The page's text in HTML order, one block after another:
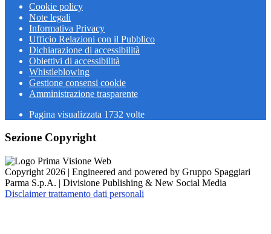
Cookie policy
Note legali
Informativa Privacy
Ufficio Relazioni con il Pubblico
Dichiarazione di accessibilità
Obiettivi di accessibilità
Whistleblowing
Gestione consensi cookie
Amministrazione trasparente
Pagina visualizzata 1732 volte
Sezione Copyright
Copyright 2026 | Engineered and powered by Gruppo Spaggiari
Parma S.p.A. | Divisione Publishing & New Social Media
Disclaimer trattamento dati personali